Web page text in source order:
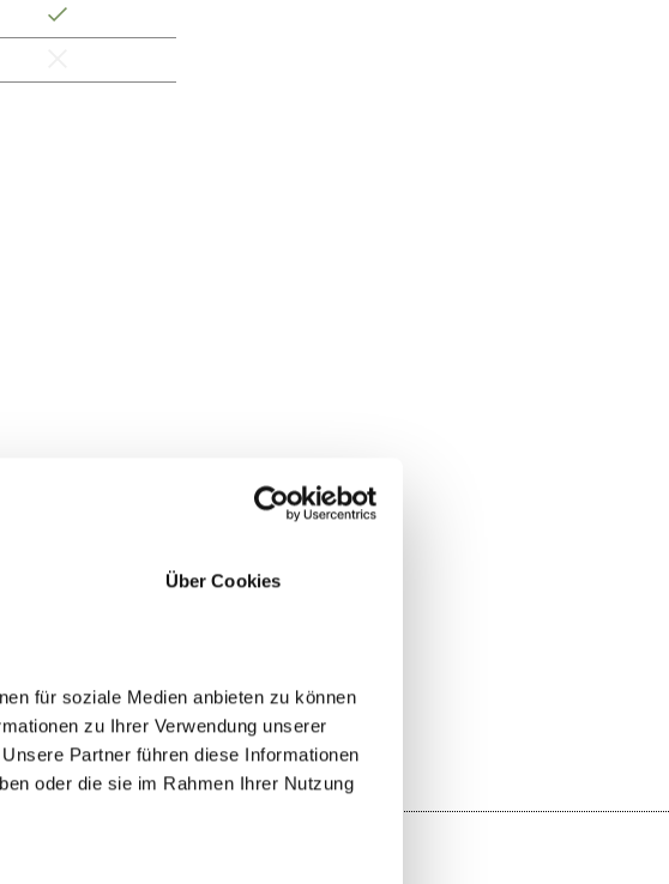
Über Cookies
für soziale Medien anbieten zu können
zu Ihrer Verwendung unserer
Partner führen diese Informationen
oder die sie im Rahmen Ihrer Nutzung